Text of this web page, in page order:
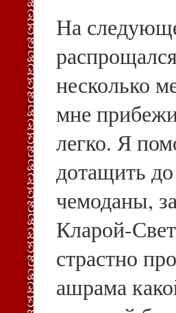
На
несколько
мне
легко. Я
дотащить
чемоданы,
Кларой-
страстно
ашрама